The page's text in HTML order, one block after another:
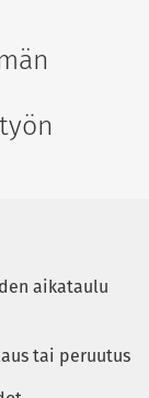
aikataulu
tai peruutus